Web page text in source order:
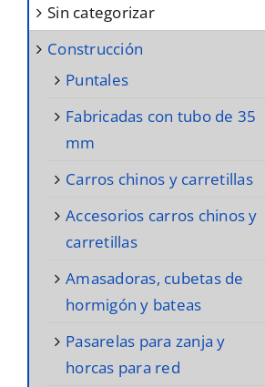
sin categorizar
construcción
puntales
fabricadas con tubo de 35
mm
carros chinos y carretillas
accesorios carros chinos y
carretillas
amasadoras, cubetas de
hormigón y bateas
pasarelas para zanja y
horcas para red